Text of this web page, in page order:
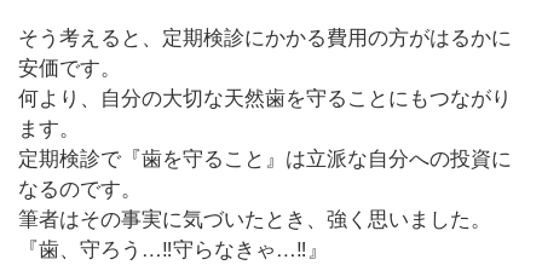
そう考えると、 定期検診にかかる費用の方がはるかに
安価です。
何より、自分の大切な天然歯を守ることにもつながり
ます。
定期検診で『歯を守ること』は立派な自分への投資に
なるのです。
筆者はその事実に気づいたとき、強く思いました。
『歯、守ろう…‼︎守らなきゃ…‼︎』